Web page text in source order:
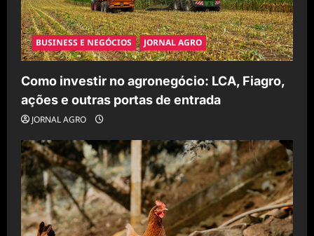
BUSINESS E NEGÓCIOS JORNAL AGRO
Como investir no agronegócio: LCA, Fiagro,
ações e outras portas de entrada
JORNAL AGRO